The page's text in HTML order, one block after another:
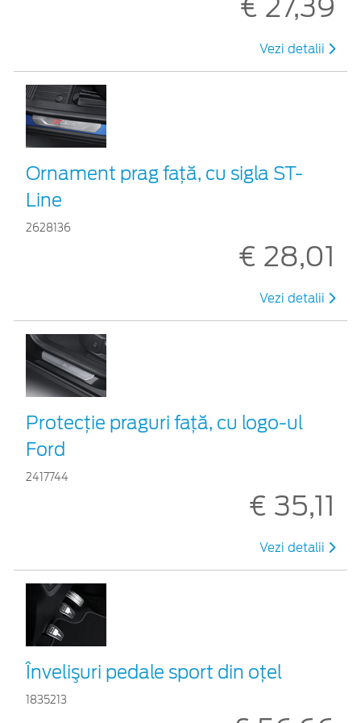
€ 27,39
Vezi detalii
Ornament prag faţă, cu sigla ST-
Line
2628136
€ 28,01
Vezi detalii
Protecţie praguri faţă, cu logo-ul
Ford
2417744
€ 35,11
Vezi detalii
Învelişuri pedale sport din oţel
1835213